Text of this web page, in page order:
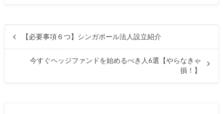
【必要事項６つ】シンガポール法人設立紹介
今すぐヘッジファンドを始めるべき人6選【やらなきゃ
損！】